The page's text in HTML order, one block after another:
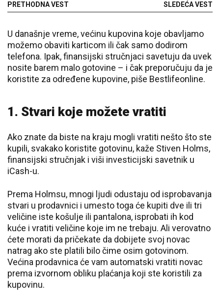
PRETHODNA VEST SLEDEĆA VEST
U današnje vreme, većinu kupovina koje obavljamo
možemo obaviti karticom ili čak samo dodirom
telefona. Ipak, finansijski stručnjaci savetuju da uvek
nosite barem malo gotovine – i čak preporučuju da je
koristite za određene kupovine, piše Bestlifeonline.
1. Stvari koje možete vratiti
Ako znate da biste na kraju mogli vratiti nešto što ste
kupili, svakako koristite gotovinu, kaže Stiven Holms,
finansijski stručnjak i viši investicijski savetnik u
iCash-u.
Prema Holmsu, mnogi ljudi odustaju od isprobavanja
stvari u prodavnici i umesto toga će kupiti dve ili tri
veličine iste košulje ili pantalona, isprobati ih kod
kuće i vratiti veličine koje im ne trebaju. Ali verovatno
ćete morati da pričekate da dobijete svoj novac
natrag ako ste platili bilo čime osim gotovinom.
Većina prodavnica će vam automatski vratiti novac
prema izvornom obliku plaćanja koji ste koristili za
kupovinu.